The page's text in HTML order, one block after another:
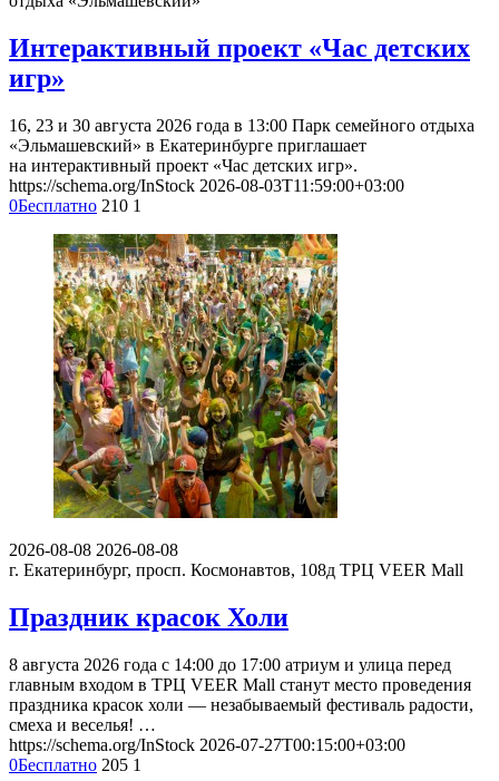
Интерактивный проект «Час детских
игр»
16, 23 и 30 августа 2026 года в 13:00 Парк семейного отдыха
«Эльмашевский» в Екатеринбурге приглашает
на интерактивный проект «Час детских игр».
https://schema.org/InStock 2026-08-03T11:59:00+03:00
0Бесплатно 210 1
2026-08-08 2026-08-08
г. Екатеринбург, просп. Космонавтов, 108д ТРЦ VEER Mall
Праздник красок Холи
8 августа 2026 года с 14:00 до 17:00 атриум и улица перед
главным входом в ТРЦ VEER Mall станут место проведения
праздника красок холи — незабываемый фестиваль радости,
смеха и веселья! …
https://schema.org/InStock 2026-07-27T00:15:00+03:00
0Бесплатно 205 1